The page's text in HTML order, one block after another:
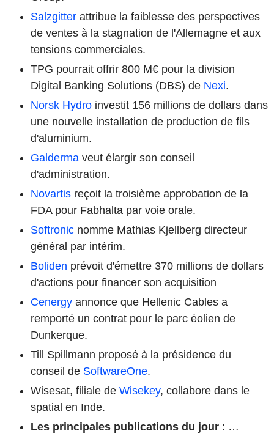
Salzgitter attribue la faiblesse des perspectives
de ventes à la stagnation de l'Allemagne et aux
tensions commerciales.
TPG pourrait offrir 800 M€ pour la division
Digital Banking Solutions (DBS) de Nexi.
Norsk Hydro investit 156 millions de dollars dans
une nouvelle installation de production de fils
d'aluminium.
Galderma veut élargir son conseil
d'administration.
Novartis reçoit la troisième approbation de la
FDA pour Fabhalta par voie orale.
Softronic nomme Mathias Kjellberg directeur
général par intérim.
Boliden prévoit d'émettre 370 millions de dollars
d'actions pour financer son acquisition
Cenergy annonce que Hellenic Cables a
remporté un contrat pour le parc éolien de
Dunkerque.
Till Spillmann proposé à la présidence du
conseil de SoftwareOne.
Wisesat, filiale de Wisekey, collabore dans le
spatial en Inde.
Les principales publications du jour : …